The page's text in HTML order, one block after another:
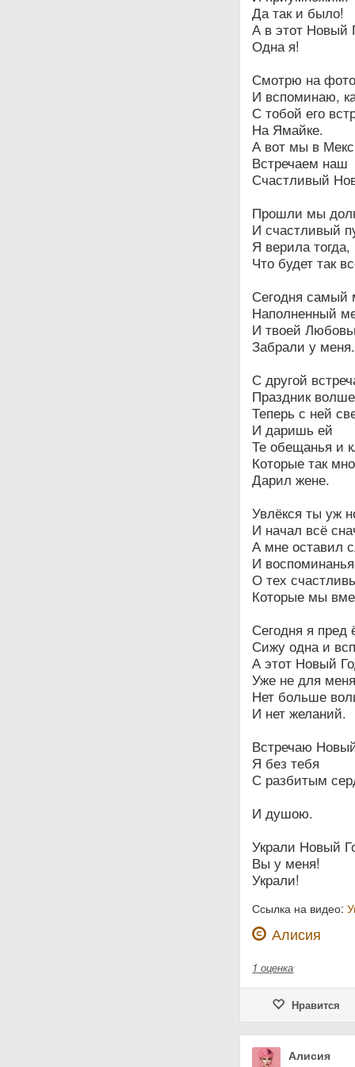
Да так и было!
А в этот Новый
Одна я!
Смотрю на
И вспоминаю,
С тобой его
На Ямайке.
А вот мы в
Встречаем наш
Счастливый
Прошли мы
И счастливый
Я верила тогда,
Что будет так
Сегодня
Наполненный
И твоей
Забрали у меня.
С другой
Праздник
Теперь с ней
И даришь ей
Те обещанья и
Которые так
Дарил жене.
Увлёкся ты уж
И начал всё
А мне оставил
И воспоминанья
О тех
Которые мы
Сегодня я пред
Сижу одна и
А этот Новый
Уже не для
Нет больше
И нет желаний.
Встречаю
Я без тебя
С разбитым
И душою.
Украли Новый
Вы у меня!
Украли!
Ссылка на видео:
Алисия
1 оценка
Нравится
Алисия